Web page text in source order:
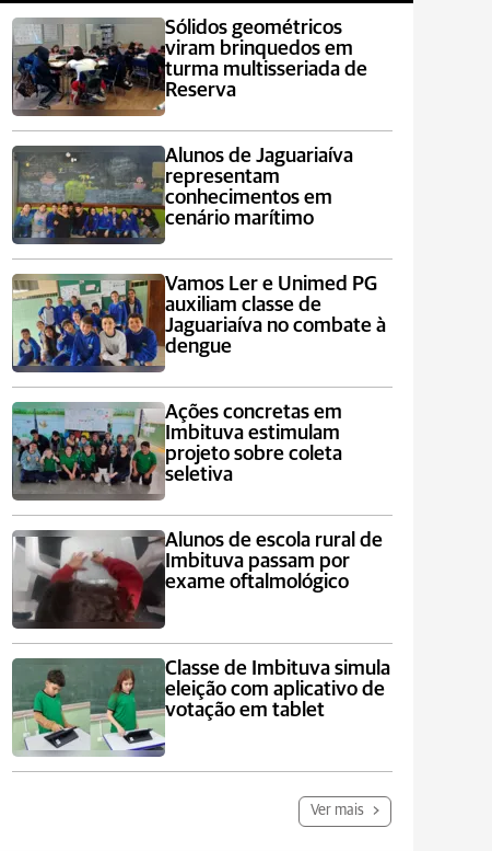
Sólidos geométricos
viram brinquedos em
turma multisseriada de
Reserva
Alunos de Jaguariaíva
representam
conhecimentos em
cenário marítimo
Vamos Ler e Unimed PG
auxiliam classe de
Jaguariaíva no combate à
dengue
Ações concretas em
Imbituva estimulam
projeto sobre coleta
seletiva
Alunos de escola rural de
Imbituva passam por
exame oftalmológico
Classe de Imbituva simula
eleição com aplicativo de
votação em tablet
Ver mais